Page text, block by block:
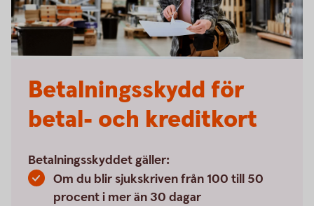
Betalningsskydd för
betal- och kreditkort
Betalningsskyddet gäller:
Om du blir sjukskriven från 100 till 50
procent i mer än 30 dagar